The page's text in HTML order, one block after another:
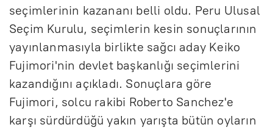
seçimlerinin kazananı belli oldu. Peru Ulusal
Seçim Kurulu, seçimlerin kesin sonuçlarının
yayınlanmasıyla birlikte sağcı aday Keiko
Fujimori'nin devlet başkanlığı seçimlerini
kazandığını açıkladı. Sonuçlara göre
Fujimori, solcu rakibi Roberto Sanchez'e
karşı sürdürdüğü yakın yarışta bütün oyların